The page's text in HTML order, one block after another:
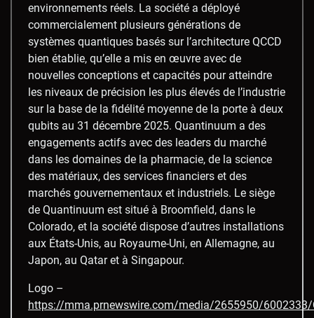
environnements réels. La société a déployé
commercialement plusieurs générations de
systèmes quantiques basés sur l’architecture QCCD
bien établie, qu’elle a mis en œuvre avec de
nouvelles conceptions et capacités pour atteindre
les niveaux de précision les plus élevés de l’industrie
sur la base de la fidélité moyenne de la porte à deux
qubits au 31 décembre 2025. Quantinuum a des
engagements actifs avec des leaders du marché
dans les domaines de la pharmacie, de la science
des matériaux, des services financiers et des
marchés gouvernementaux et industriels. Le siège
de Quantinuum est situé à Broomfield, dans le
Colorado, et la société dispose d’autres installations
aux États-Unis, au Royaume-Uni, en Allemagne, au
Japon, au Qatar et à Singapour.
Logo –
https://mma.prnewswire.com/media/2655950/